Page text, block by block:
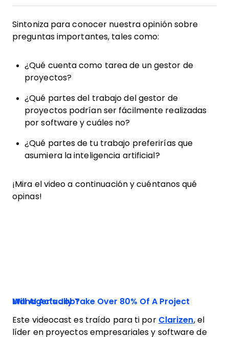
Sintoniza para conocer nuestra opinión sobre
preguntas importantes, tales como:
¿Qué cuenta como tarea de un gestor de
proyectos?
¿Qué partes del trabajo del gestor de
proyectos podrían ser fácilmente realizadas
por software y cuáles no?
¿Qué partes de tu trabajo preferirías que
asumiera la inteligencia artificial?
¡Mira el video a continuación y cuéntanos qué
opinas!
Will AI Actually Take Over 80% Of A Project Manager’s Job?
Este videocast es traído para ti por Clarizen, el
líder en proyectos empresariales y software de